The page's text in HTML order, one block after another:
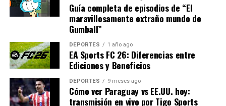
público y privado será crucial para gestionar esta
transición.“La clave está en la educación continua y
comentó el economista Javier
Martínez.
“No podemos detener el
progreso tecnológico, pero
Guía completa de episodios de “El
maravillosamente extraño mundo de
Gumball”
DEPORTES 1 año ago
EA Sports FC 26: Diferencias entre
Ediciones y Beneficios
DEPORTES 9 meses ago
Cómo ver Paraguay vs EE.UU. hoy:
transmisión en vivo por Tigo Sports